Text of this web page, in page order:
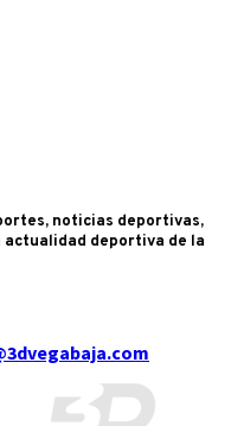
noticias deportivas,
deportiva de la